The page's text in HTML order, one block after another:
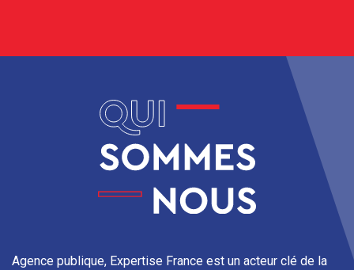
Agence publique, Expertise France est un acteur clé de la